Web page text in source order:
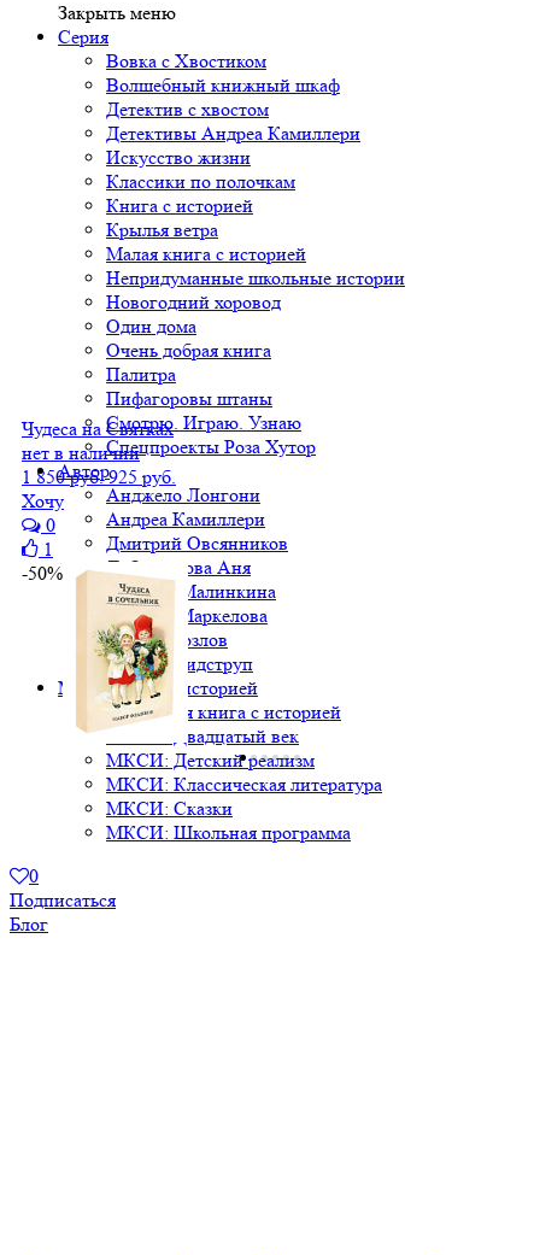
Закрыть меню
Серия
Вовка с Хвостиком
Волшебный книжный шкаф
Детектив с хвостом
Детективы Андреа Камиллери
Искусство жизни
Классики по полочкам
Книга с историей
Крылья ветра
Малая книга с историей
Непридуманные школьные истории
Новогодний хоровод
Один дома
Очень добрая книга
Палитра
Пифагоровы штаны
Смотрю. Играю. Узнаю
Спецпроекты Роза Хутор
Автор
Анджело Лонгони
Андреа Камиллери
Дмитрий Овсянников
Доброчасова Аня
Евгения Малинкина
Наталья Маркелова
Сергей Козлов
Херлуф Бидструп
Малая книга с историей
Вся Малая книга с историей
МКСИ: Двадцатый век
МКСИ: Детский реализм
МКСИ: Классическая литература
МКСИ: Сказки
МКСИ: Школьная программа
0
Подписаться
Блог
Чудеса на Святках
нет в наличии
1 850 руб. 925 руб.
Хочу
0
1
-50%